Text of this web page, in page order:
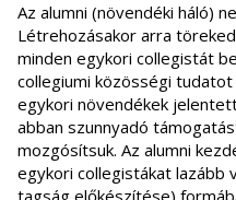
Az alumni (növendéki háló)
Létrehozásakor arra
minden egykori collegistát
collegiumi közösségi
egykori növendékek
abban szunnyadó
mozgósítsuk. Az alumni
egykori collegistákat lazább
tagság előkészítése)